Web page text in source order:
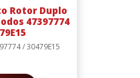
Rotor Duplo
47397774
/ 30479E15